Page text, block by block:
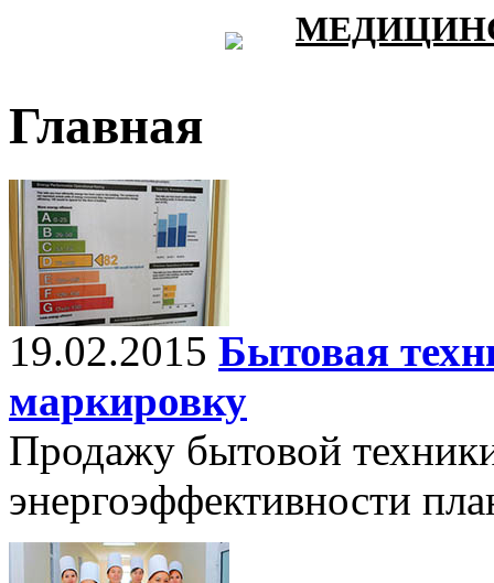
Главная
19.02.2015 Бытовая
маркировку
Продажу бытовой
энергоэффективности